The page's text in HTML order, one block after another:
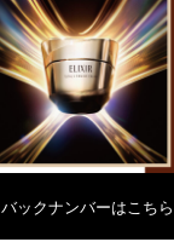
バックナンバーはこちら